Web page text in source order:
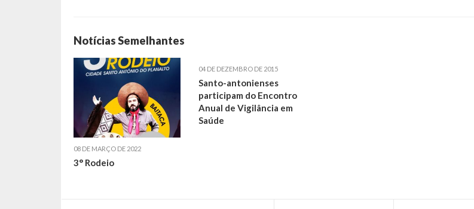
Notícias Semelhantes
08 DE MARÇO DE 2022
3° Rodeio
04 DE DEZEMBRO DE 2015
Santo-antonienses
participam do Encontro
Anual de Vigilância em
Saúde